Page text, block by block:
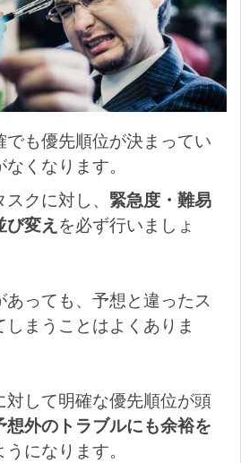
も優先順位が決まってい
くなります。
クに対し、 緊急度・難易
変え を必ず行いましょ
あっても、予想と違ったス
まうことはよくありま
対して明確な優先順位が頭
想外のトラブルにも余裕を
になります。